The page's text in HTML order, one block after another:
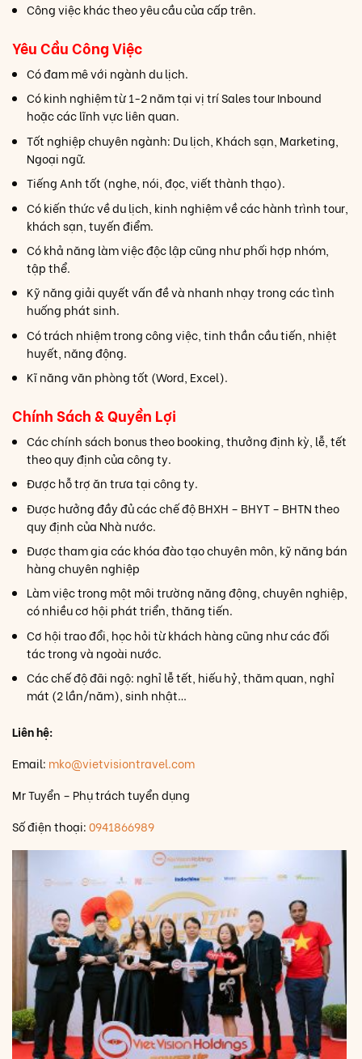
Công việc khác theo yêu cầu của cấp trên.
Yêu Cầu Công Việc
Có đam mê với ngành du lịch.
Có kinh nghiệm từ 1-2 năm tại vị trí Sales tour Inbound
hoặc các lĩnh vực liên quan.
Tốt nghiệp chuyên ngành: Du lịch, Khách sạn, Marketing,
Ngoại ngữ.
Tiếng Anh tốt (nghe, nói, đọc, viết thành thạo).
Có kiến thức về du lịch, kinh nghiệm về các hành trình tour,
khách sạn, tuyến điểm.
Có khả năng làm việc độc lập cũng như phối hợp nhóm,
tập thể.
Kỹ năng giải quyết vấn đề và nhanh nhạy trong các tình
huống phát sinh.
Có trách nhiệm trong công việc, tinh thần cầu tiến, nhiệt
huyết, năng động.
Kĩ năng văn phòng tốt (Word, Excel).
Chính Sách & Quyền Lợi
Các chính sách bonus theo booking, thưởng định kỳ, lễ, tết
theo quy định của công ty.
Được hỗ trợ ăn trưa tại công ty.
Được hưởng đầy đủ các chế độ BHXH – BHYT – BHTN theo
quy định của Nhà nước.
Được tham gia các khóa đào tạo chuyên môn, kỹ năng bán
hàng chuyên nghiệp
Làm việc trong một môi trường năng động, chuyên nghiệp,
có nhiều cơ hội phát triển, thăng tiến.
Cơ hội trao đổi, học hỏi từ khách hàng cũng như các đối
tác trong và ngoài nước.
Các chế độ đãi ngộ: nghỉ lễ tết, hiếu hỷ, thăm quan, nghỉ
mát (2 lần/năm), sinh nhật…
Liên hệ:
Email: mko@vietvisiontravel.com
Mr Tuyển – Phụ trách tuyển dụng
Số điện thoại:0941866989